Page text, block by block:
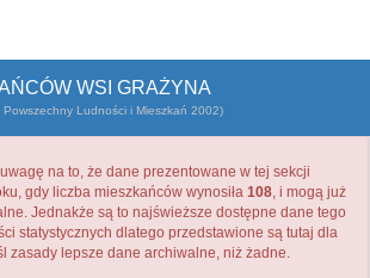
WSI GRAŻYNA
Powszechny Ludności i Mieszkań 2002)
na to, że dane prezentowane w tej sekcji
gdy liczba mieszkańców wynosiła 108, i mogą już
Jednakże są to najświeższe dostępne dane tego
statystycznych dlatego przedstawione są tutaj dla
zasady lepsze dane archiwalne, niż żadne.